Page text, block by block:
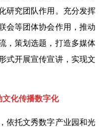
研究团队作用。充分发挥
会等团体协会作用，推动
，策划选题，打造多媒体
式开展宣传宣讲，实现文
文化传播数字化
依托文秀数字产业园和光